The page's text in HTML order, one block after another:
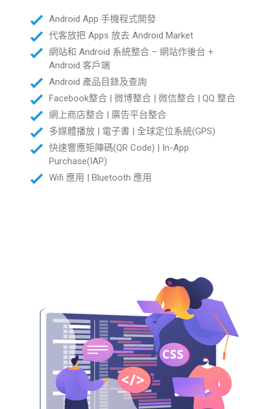
Android App 手機程式開發
代客放把 Apps 放去 Android Market
網站和 Android 系統整合 – 網站作後台 +
Android 客戶端
Android 產品目錄及查詢
Facebook整合 | 微博整合 | 微信整合 | QQ 整合
網上商店整合 | 廣告平台整合
多媒體播放 | 電子書 | 全球定位系統(GPS)
快速響應矩陣碼(QR Code) | In-App
Purchase(IAP)
Wifi 應用 | Bluetooth 應用